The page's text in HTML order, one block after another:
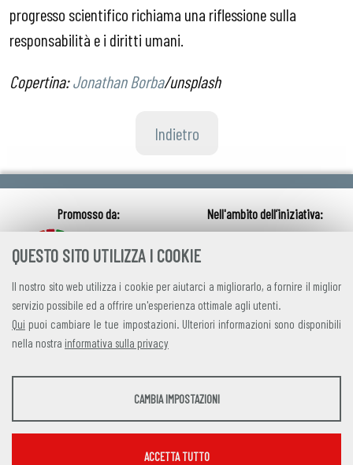
QUESTO SITO UTILIZZA I COOKIE
Il nostro sito web utilizza i cookie per aiutarci a migliorarlo, a fornire il miglior
servizio possibile ed a offrire un'esperienza ottimale agli utenti.
Qui puoi cambiare le tue impostazioni. Ulteriori informazioni sono disponibili
nella nostra informativa sulla privacy
STATISTICHE
CAMBIA IMPOSTAZIONI
ACCETTA TUTTO
progresso scientifico richiama una riflessione sulla
responsabilità e i diritti umani.
Copertina:Jonathan Borba/unsplash
Indietro
credits|privacy|contatti
Alleanza Italiana per lo Sviluppo Sostenibile
Via Farini 17, 00185 Roma C.F. 97893090585 P.IVA 14610671001